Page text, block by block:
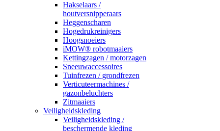
Hakselaars /
houtversnipperaars
Heggenscharen
Hogedrukreinigers
Hoogsnoeiers
iMOW® robotmaaiers
Kettingzagen / motorzagen
Sneeuwaccessoires
Tuinfrezen / grondfrezen
Verticuteermachines /
gazonbeluchters
Zitmaaiers
Veiligheidskleding
Veiligheidskleding /
beschermende kleding